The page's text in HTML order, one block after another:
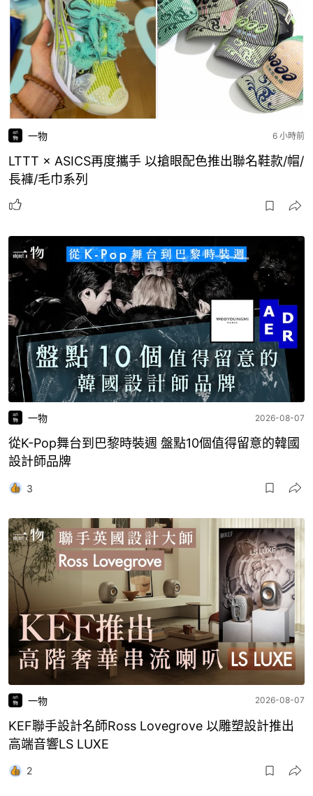
一物 6 小時前
LTTT × ASICS再度攜手 以搶眼配色推出聯名鞋款/帽/
長褲/毛巾系列
一物 2026-08-07
從K-Pop舞台到巴黎時裝週 盤點10個值得留意的韓國
設計師品牌
3
一物 2026-08-07
KEF聯手設計名師Ross Lovegrove 以雕塑設計推出
高端音響LS LUXE
2